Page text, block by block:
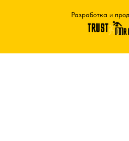
Разработка и